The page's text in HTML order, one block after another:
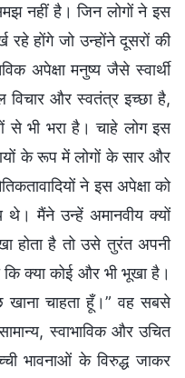
नहीं है। जिन लोगों ने इस
होंगे जो उन्होंने दूसरों की
अपेक्षा मनुष्य जैसे स्वार्थी
विचार और स्वतंत्र इच्छा है,
से भी भरा है। चाहे लोग इस
के रूप में लोगों के सार और
ने इस अपेक्षा को
थे। मैंने उन्हें अमानवीय क्यों
होता है तो उसे तुरंत अपनी
क्या कोई और भी भूखा है।
चाहता हूँ।” वह सबसे
स्वाभाविक और उचित
भावनाओं के विरुद्ध जाकर